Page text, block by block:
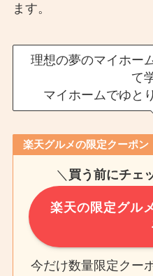
ます。
理想の夢のマイホー
て
マイホームでゆと
楽天グルメの限定クーポン
＼ 買う前にチェ
楽天の限定グル
今だけ数量限定クー